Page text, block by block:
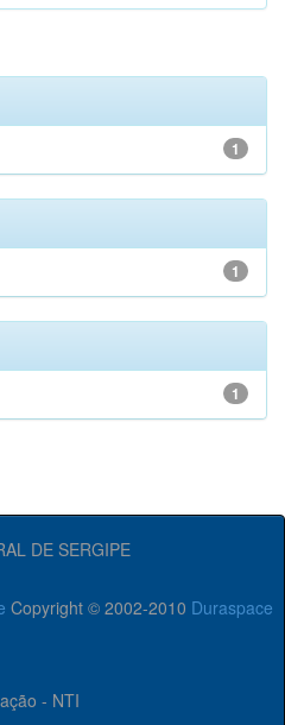
1
1
1
DE SERGIPE
Copyright © 2002-2010 Duraspace
- NTI